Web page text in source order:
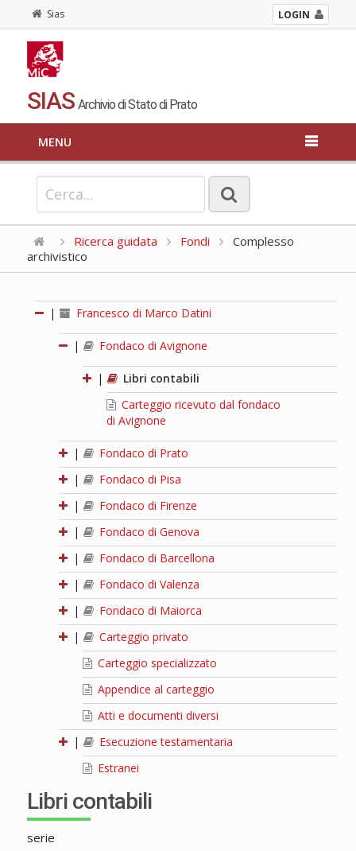
Sias LOGIN
SIAS Archivio di Stato di Prato
MENU
Ricerca guidata Fondi
Complesso
archivistico
| Francesco di Marco Datini
| Fondaco di Avignone
|
Libri contabili
Carteggio ricevuto dal fondaco
di Avignone
|
Fondaco di Prato
|
Fondaco di Pisa
|
Fondaco di Firenze
|
Fondaco di Genova
|
Fondaco di Barcellona
|
Fondaco di Valenza
|
Fondaco di Maiorca
|
Carteggio privato
Carteggio specializzato
Appendice al carteggio
Atti e documenti diversi
|
Esecuzione testamentaria
Estranei
Libri contabili
serie